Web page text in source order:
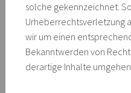
solche gekennzeichnet.
Urheberrechtsverletzung
wir um einen
Bekanntwerden von
derartige Inhalte